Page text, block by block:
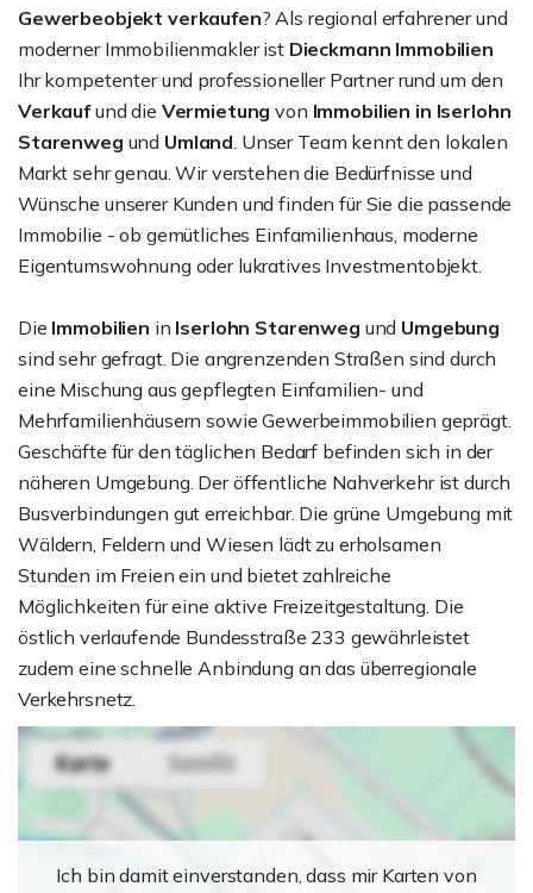
Gewerbeobjekt verkaufen? Als regional erfahrener und
moderner Immobilienmakler ist Dieckmann Immobilien
Ihr kompetenter und professioneller Partner rund um den
Verkaufund die Vermietungvon Immobilien in Iserlohn
Starenweg und Umland. Unser Team kennt den lokalen
Markt sehr genau. Wir verstehen die Bedürfnisse und
Wünsche unserer Kunden und finden für Sie die passende
Immobilie - ob gemütliches Einfamilienhaus, moderne
Eigentumswohnung oder lukratives Investmentobjekt.
Die Immobilien in Iserlohn Starenweg und Umgebung
sind sehr gefragt. Die angrenzenden Straßen sind durch
eine Mischung aus gepflegten Einfamilien- und
Mehrfamilienhäusern sowie Gewerbeimmobilien geprägt.
Geschäfte für den täglichen Bedarf befinden sich in der
näheren Umgebung. Der öffentliche Nahverkehr ist durch
Busverbindungen gut erreichbar. Die grüne Umgebung mit
Wäldern, Feldern und Wiesen lädt zu erholsamen
Stunden im Freien ein und bietet zahlreiche
Möglichkeiten für eine aktive Freizeitgestaltung. Die
östlich verlaufende Bundesstraße 233 gewährleistet
zudem eine schnelle Anbindung an das überregionale
Verkehrsnetz.
Ich bin damit einverstanden, dass mir Karten von